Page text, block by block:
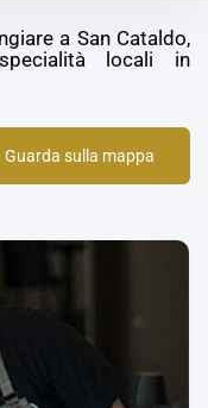
a San Cataldo,
locali in
Guarda sulla mappa